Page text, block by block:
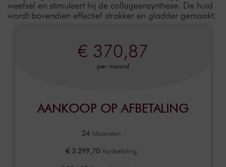
weefsel en stimuleert hij de collageensynthese. De huid
wordt bovendien effectief strakker en gladder gemaakt.
€ 370,87
per maand
AANKOOP OP AFBETALING
24 Maanden
€ 3.299,70Aanbetaling